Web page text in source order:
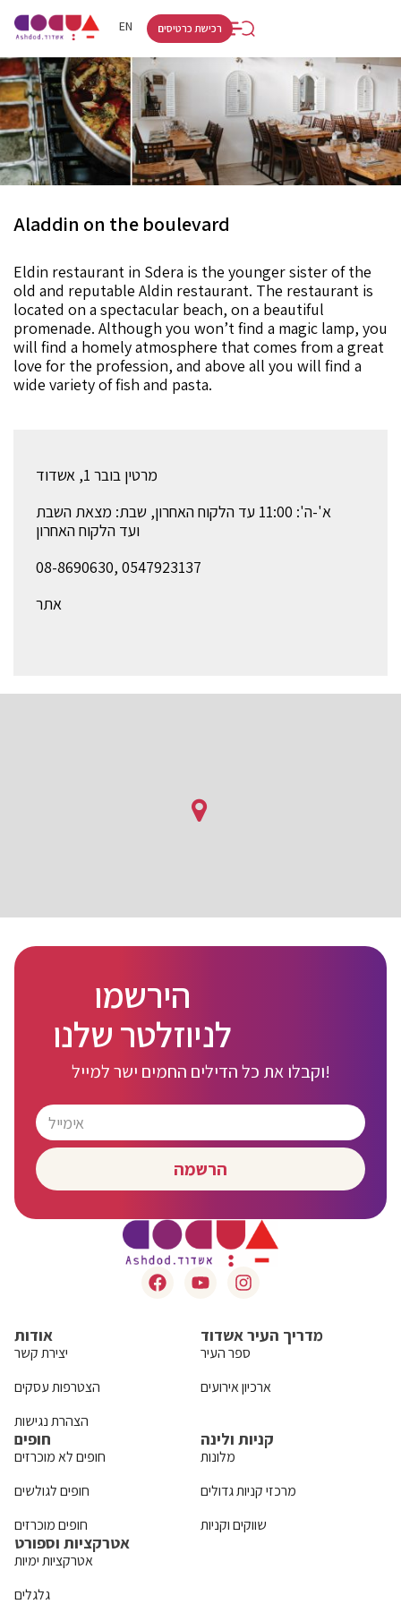
EN
HE
רכישת כרטיסים
Aladdin on the boulevard
Eldin restaurant in Sdera is the younger sister of the
old and reputable Aldin restaurant. The restaurant is
located on a spectacular beach, on a beautiful
promenade. Although you won’t find a magic lamp, you
will find a homely atmosphere that comes from a great
love for the profession, and above all you will find a
wide variety of fish and pasta.
מרטין בובר 1, אשדוד
א'-ה': 11:00 עד הלקוח האחרון, שבת: מצאת השבת
ועד הלקוח האחרון
08-8690630, 0547923137
אתר
הירשמו
לניוזלטר שלנו
וקבלו את כל הדילים החמים ישר למייל!
הרשמה
אודות
יצירת קשר
הצטרפות עסקים
הצהרת נגישות
מדריך העיר אשדוד
ספר העיר
ארכיון אירועים
חופים
חופים לא מוכרזים
חופים לגולשים
חופים מוכרזים
קניות ולינה
מלונות
מרכזי קניות גדולים
שווקים וקניות
אטרקציות וספורט
אטרקציות ימיות
גלגלים